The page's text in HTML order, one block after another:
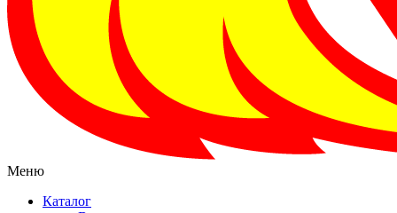
Меню
Каталог